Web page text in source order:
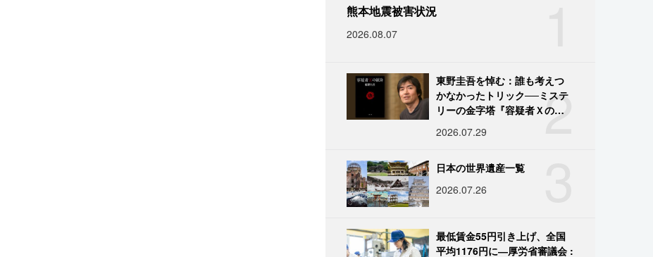
熊本地震被害状況
2026.08.07
2
東野圭吾を悼む：誰も考えつ
かなかったトリック──ミステ
リーの金字塔『容疑者Ｘの献
2026.07.29
日本の世界遺産一覧
2026.07.26
最低賃金55円引き上げ、全国
平均1176円に―厚労省審議会 :